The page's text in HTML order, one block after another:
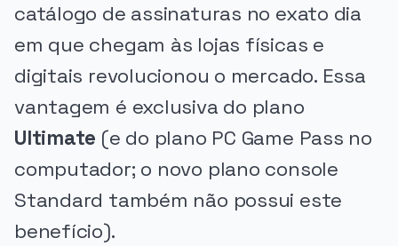
catálogo de assinaturas no exato dia
em que chegam às lojas físicas e
digitais revolucionou o mercado. Essa
vantagem é exclusiva do plano
Ultimate (e do plano PC Game Pass no
computador; o novo plano console
Standard também não possui este
benefício).